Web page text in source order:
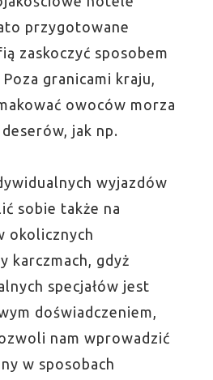
przygotowane
zaskoczyć sposobem
granicami kraju,
owoców morza
jak np.
wyjazdów
sobie także na
okolicznych
karczmach, gdyż
specjałów jest
doświadczeniem,
nam wprowadzić
w sposobach